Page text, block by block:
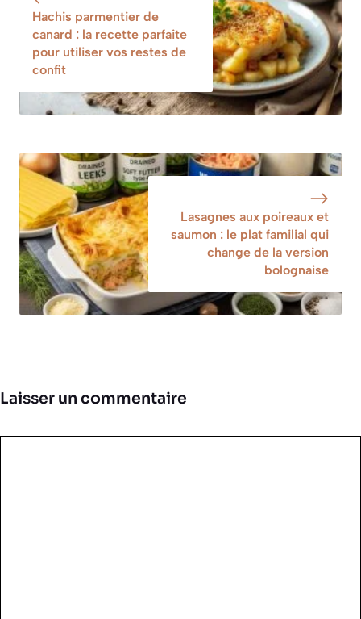
économique !
l’hydratation
Hachis parmentier de
canard : la recette parfaite
pour utiliser vos restes de
confit
Lasagnes aux poireaux et
saumon : le plat familial qui
change de la version
bolognaise
Laisser un commentaire